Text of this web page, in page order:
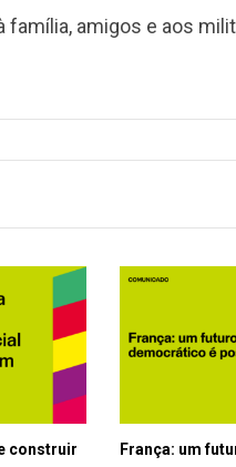
família, amigos e aos
construir
França: um